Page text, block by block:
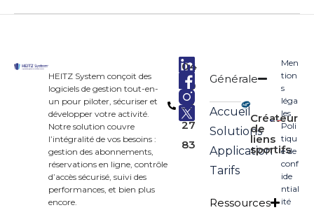
HEITZ System conçoit des
logiciels de gestion tout-en-
un pour piloter, sécuriser et
développer votre activité.
Notre solution couvre
l’intégralité de vos besoins :
gestion des abonnements,
réservations en ligne, contrôle
d’accès sécurisé, suivi des
performances, et bien plus
encore.
04
90
33
27
83
Générale
Accueil
Solutions
Application
Tarifs
Ressources
Créateur
de
liens
sportifs
Men
tion
s
léga
les
Poli
tiqu
e de
conf
ide
ntial
ité